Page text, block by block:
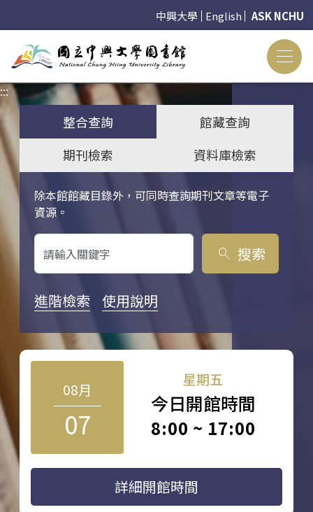
中興大學 English ASK NCHU
:::
整合查詢
館藏查詢
期刊檢索
資料庫檢索
除本館館藏目錄外，可同時查詢期刊文章等電子
資源。
關鍵字搜尋
search 搜索
進階檢索 使用說明
08月
07
星期五
今日開館時間
8:00 ~ 17:00
詳細開館時間